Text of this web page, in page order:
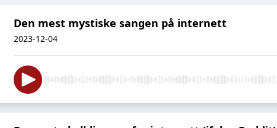
Den mest mystiske sangen på internett
2023-12-04